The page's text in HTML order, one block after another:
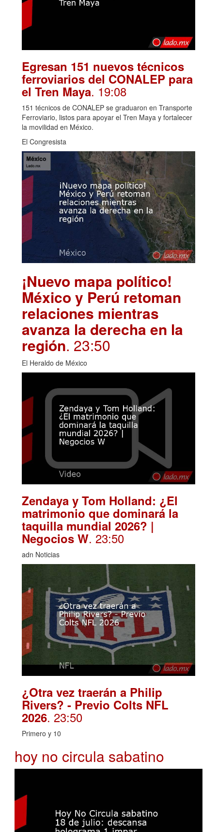
Egresan 151 nuevos técnicos
ferroviarios del CONALEP para
el Tren Maya. 19:08
151 técnicos de CONALEP se graduaron en Transporte
Ferroviario, listos para apoyar el Tren Maya y fortalecer
la movilidad en México.
El Congresista
¡Nuevo mapa político!
México y Perú retoman
relaciones mientras
avanza la derecha en la
región. 23:50
El Heraldo de México
Zendaya y Tom Holland: ¿El
matrimonio que dominará la
taquilla mundial 2026? |
Negocios W. 23:50
adn Noticias
¿Otra vez traerán a Philip
Rivers? - Previo Colts NFL
2026. 23:50
Primero y 10
hoy no circula sabatino